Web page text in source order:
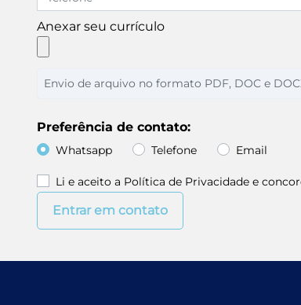
Anexar seu currículo
Envio de arquivo no formato PDF, DOC e
Preferência de contato:
Whatsapp Telefone Email
Li e aceito a Política de Privacidade e
Entrar em contato